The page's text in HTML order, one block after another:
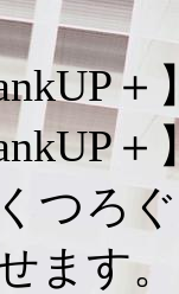
つろ
ます。